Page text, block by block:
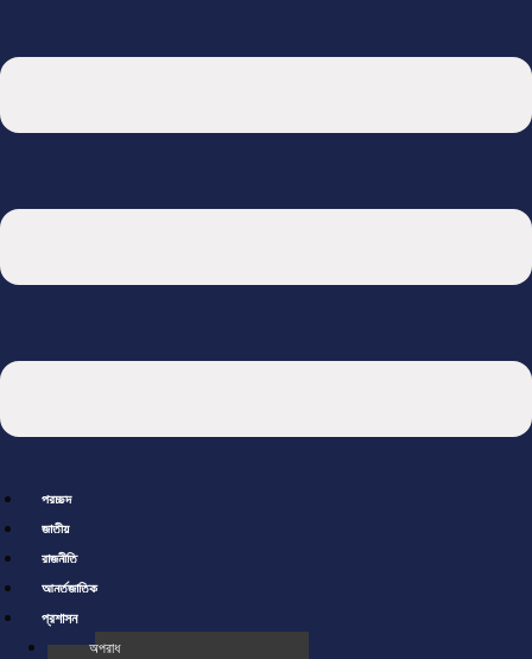
প্রচ্ছদ
জাতীয়
রাজনীতি
আর্ন্তজাতিক
প্রশাসন
অপরাধ